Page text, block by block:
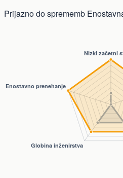
Prijazno do sprememb